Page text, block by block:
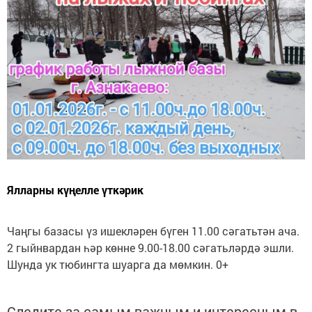
Ялларны күңелле үткәрик
Чаңгы базасы үз ишекләрен бүген 11.00 сәгатьтән ача.
2 гыйнвардан һәр көнне 9.00-18.00 сәгатьләрдә эшли.
Шунда ук тюбингта шуарга да мөмкин. 0+